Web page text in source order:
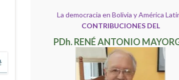
La democracia en Bolivia y América
CONTRIBUCIONES DEL
PDh. RENÉ ANTONIO